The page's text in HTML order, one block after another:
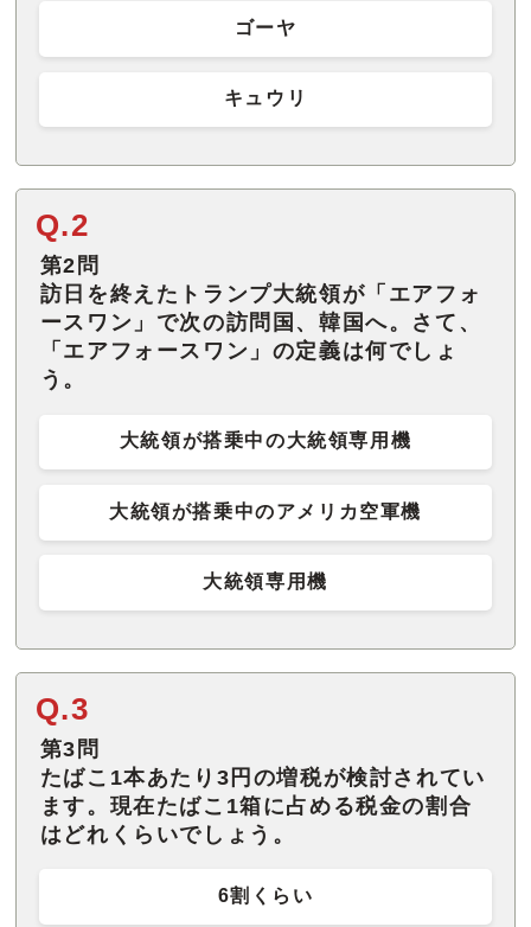
ゴーヤ
キュウリ
Q.2
第2問
訪日を終えたトランプ大統領が「エアフォ
ースワン」で次の訪問国、韓国へ。さて、
「エアフォースワン」の定義は何でしょ
う。
大統領が搭乗中の大統領専用機
大統領が搭乗中のアメリカ空軍機
大統領専用機
Q.3
第3問
たばこ1本あたり3円の増税が検討されてい
ます。現在たばこ1箱に占める税金の割合
はどれくらいでしょう。
6割くらい